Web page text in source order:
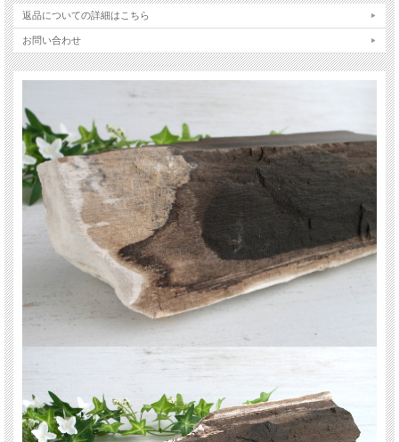
ご注意事項
※1点物につき画像は現物を撮影しています。
※天然石ですので細かなカケや凹み、歪な部分やクラックなどがある場合があり
ます。
※出来る限り自然な色みになるよう撮影を心がけておりますが、お使いのディス
プレイ環境によって表示される色みに差が出る場合があります。ご了承下さい。
※サイズは目安です。細かな誤差が出る場合があります。
関連キーワード
天然石 パワーストーン 海外直輸入 バイヤー厳選 プレゼント ギフト メンズ レデ
ィース 卸し 卸価格 実店舗 ハンドメイド サイズ直し コムローズ comrose
返品についての詳細はこちら
お問い合わせ